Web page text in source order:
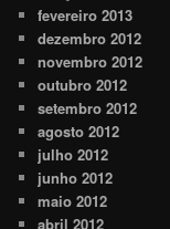
fevereiro 2013
dezembro 2012
novembro 2012
outubro 2012
setembro 2012
agosto 2012
julho 2012
junho 2012
maio 2012
abril 2012